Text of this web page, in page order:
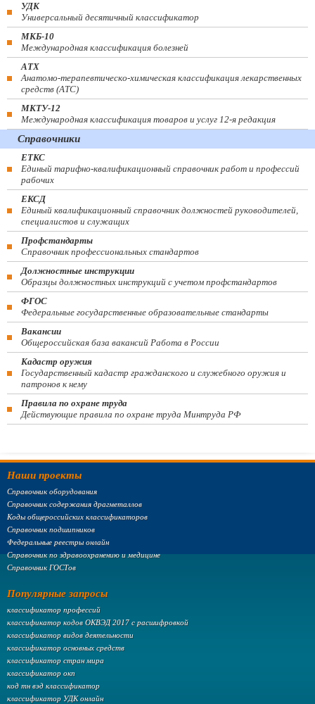
УДК
Универсальный десятичный классификатор
МКБ-10
Международная классификация болезней
АТХ
Анатомо-терапевтическо-химическая классификация лекарственных
средств (ATC)
МКТУ-12
Международная классификация товаров и услуг 12-я редакция
Справочники
ЕТКС
Единый тарифно-квалификационный справочник работ и профессий
рабочих
ЕКСД
Единый квалификационный справочник должностей руководителей,
специалистов и служащих
Профстандарты
Справочник профессиональных стандартов
Должностные инструкции
Образцы должностных инструкций с учетом профстандартов
ФГОС
Федеральные государственные образовательные стандарты
Вакансии
Общероссийская база вакансий Работа в России
Кадастр оружия
Государственный кадастр гражданского и служебного оружия и
патронов к нему
Правила по охране труда
Действующие правила по охране труда Минтруда РФ
Наши проекты
Справочник оборудования
Справочник содержания драгметаллов
Коды общероссийских классификаторов
Справочник подшипников
Федеральные реестры онлайн
Справочник по здравоохранению и медицине
Справочник ГОСТов
Популярные запросы
классификатор профессий
классификатор кодов ОКВЭД 2017 с расшифровкой
классификатор видов деятельности
классификатор основных средств
классификатор стран мира
классификатор окп
код тн вэд классификатор
классификатор УДК онлайн